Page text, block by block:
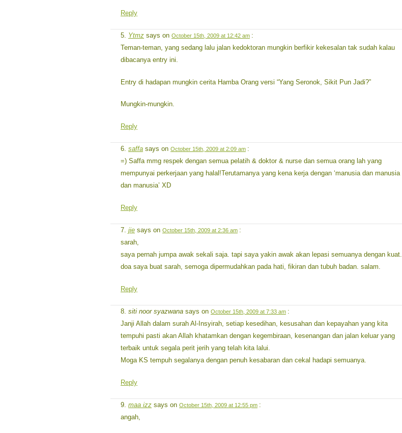
Reply
Ytmz says on October 15th, 2009 at 12:42 am :
Teman-teman, yang sedang lalu jalan kedoktoran mungkin berfikir kekesalan tak sudah kalau
dibacanya entry ini.
Entry di hadapan mungkin cerita Hamba Orang versi “Yang Seronok, Sikit Pun Jadi?”
Mungkin-mungkin.
Reply
saffa says on October 15th, 2009 at 2:09 am :
=) Saffa mmg respek dengan semua pelatih & doktor & nurse dan semua orang lah yang
mempunyai perkerjaan yang halal!Terutamanya yang kena kerja dengan ‘manusia dan manusia
dan manusia’ XD
Reply
jie says on October 15th, 2009 at 2:36 am :
sarah,
saya pernah jumpa awak sekali saja. tapi saya yakin awak akan lepasi semuanya dengan kuat.
doa saya buat sarah, semoga dipermudahkan pada hati, fikiran dan tubuh badan. salam.
Reply
siti noor syazwana says on October 15th, 2009 at 7:33 am :
Janji Allah dalam surah Al-Insyirah, setiap kesedihan, kesusahan dan kepayahan yang kita
tempuhi pasti akan Allah khatamkan dengan kegembiraan, kesenangan dan jalan keluar yang
terbaik untuk segala perit jerih yang telah kita lalui.
Moga KS tempuh segalanya dengan penuh kesabaran dan cekal hadapi semuanya.
Reply
maa izz says on October 15th, 2009 at 12:55 pm :
angah,